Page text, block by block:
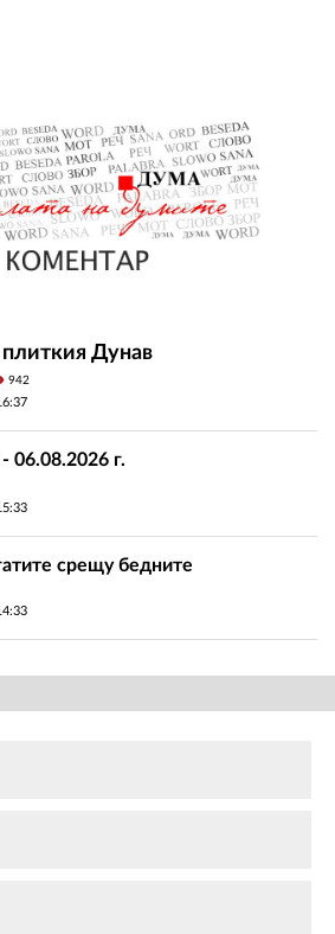
Дунав
942
06.08.2026 г.
срещу бедните